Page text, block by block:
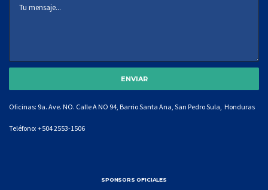
Oficinas: 9a. Ave. NO. Calle A NO 94, Barrio Santa Ana, San Pedro Sula, Honduras
Teléfono: +504 2553-1506
SPONSORS OFICIALES